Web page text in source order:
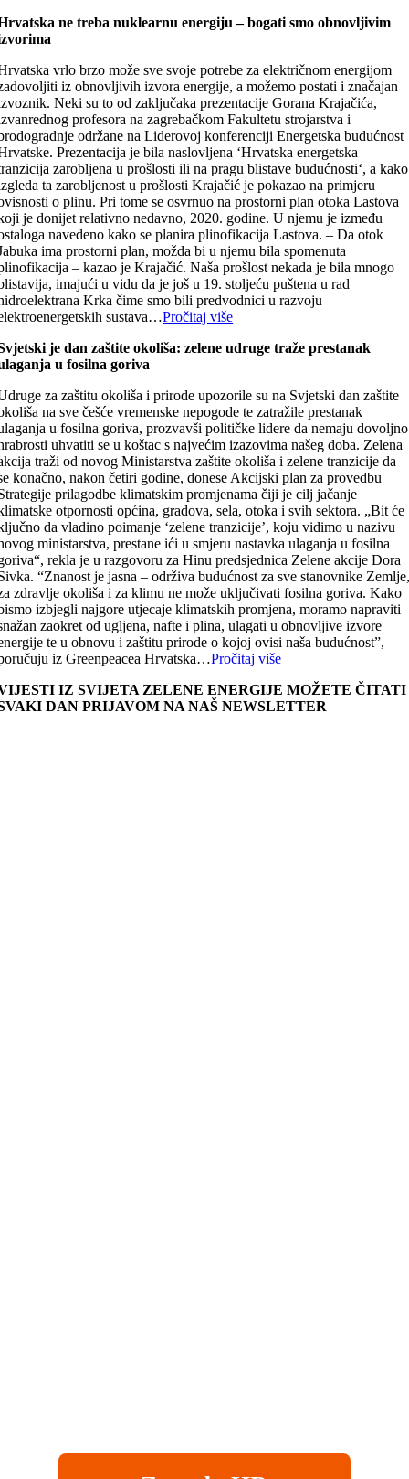
ne treba nuklearnu energiju – bogati smo obnovljivim
vrlo brzo može sve svoje potrebe za električnom energijom
iz obnovljivih izvora energije, a možemo postati i značajan
Neki su to od zaključaka prezentacije Gorana Krajačića,
profesora na zagrebačkom Fakultetu strojarstva i
održane na Liderovoj konferenciji Energetska budućnost
Prezentacija je bila naslovljena ‘Hrvatska energetska
zarobljena u prošlosti ili na pragu blistave budućnosti‘, a kako
ta zarobljenost u prošlosti Krajačić je pokazao na primjeru
o plinu. Pri tome se osvrnuo na prostorni plan otoka Lastova
je donijet relativno nedavno, 2020. godine. U njemu je između
navedeno kako se planira plinofikacija Lastova. – Da otok
ima prostorni plan, možda bi u njemu bila spomenuta
– kazao je Krajačić. Naša prošlost nekada je bila mnogo
imajući u vidu da je još u 19. stoljeću puštena u rad
Krka čime smo bili predvodnici u razvoju
sustava…Pročitaj više
je dan zaštite okoliša: zelene udruge traže prestanak
u fosilna goriva
za zaštitu okoliša i prirode upozorile su na Svjetski dan zaštite
na sve češće vremenske nepogode te zatražile prestanak
u fosilna goriva, prozvavši političke lidere da nemaju dovoljno
uhvatiti se u koštac s najvećim izazovima našeg doba. Zelena
traži od novog Ministarstva zaštite okoliša i zelene tranzicije da
konačno, nakon četiri godine, donese Akcijski plan za provedbu
prilagodbe klimatskim promjenama čiji je cilj jačanje
otpornosti općina, gradova, sela, otoka i svih sektora. „Bit će
da vladino poimanje ‘zelene tranzicije’, koju vidimo u nazivu
ministarstva, prestane ići u smjeru nastavka ulaganja u fosilna
rekla je u razgovoru za Hinu predsjednica Zelene akcije Dora
“Znanost je jasna – održiva budućnost za sve stanovnike
zdravlje okoliša i za klimu ne može uključivati fosilna goriva. Kako
izbjegli najgore utjecaje klimatskih promjena, moramo napraviti
zaokret od ugljena, nafte i plina, ulagati u obnovljive izvore
te u obnovu i zaštitu prirode o kojoj ovisi naša budućnost”,
iz Greenpeacea Hrvatska…Pročitaj više
IZ SVIJETA ZELENE ENERGIJE MOŽETE ČITATI
DAN PRIJAVOM NA NAŠ NEWSLETTER